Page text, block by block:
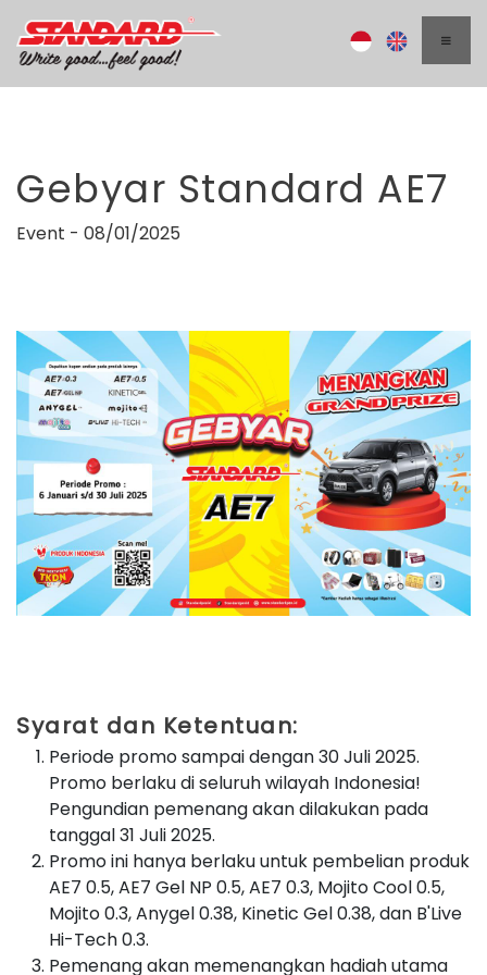
Gebyar Standard AE7
Event - 08/01/2025
Syarat dan Ketentuan:
Periode promo sampai dengan 30 Juli 2025.
Promo berlaku di seluruh wilayah Indonesia!
Pengundian pemenang akan dilakukan pada
tanggal 31 Juli 2025.
Promo ini hanya berlaku untuk pembelian produk
AE7 0.5, AE7 Gel NP 0.5, AE7 0.3, Mojito Cool 0.5,
Mojito 0.3, Anygel 0.38, Kinetic Gel 0.38, dan B'Live
Hi-Tech 0.3.
Pemenang akan memenangkan hadiah utama